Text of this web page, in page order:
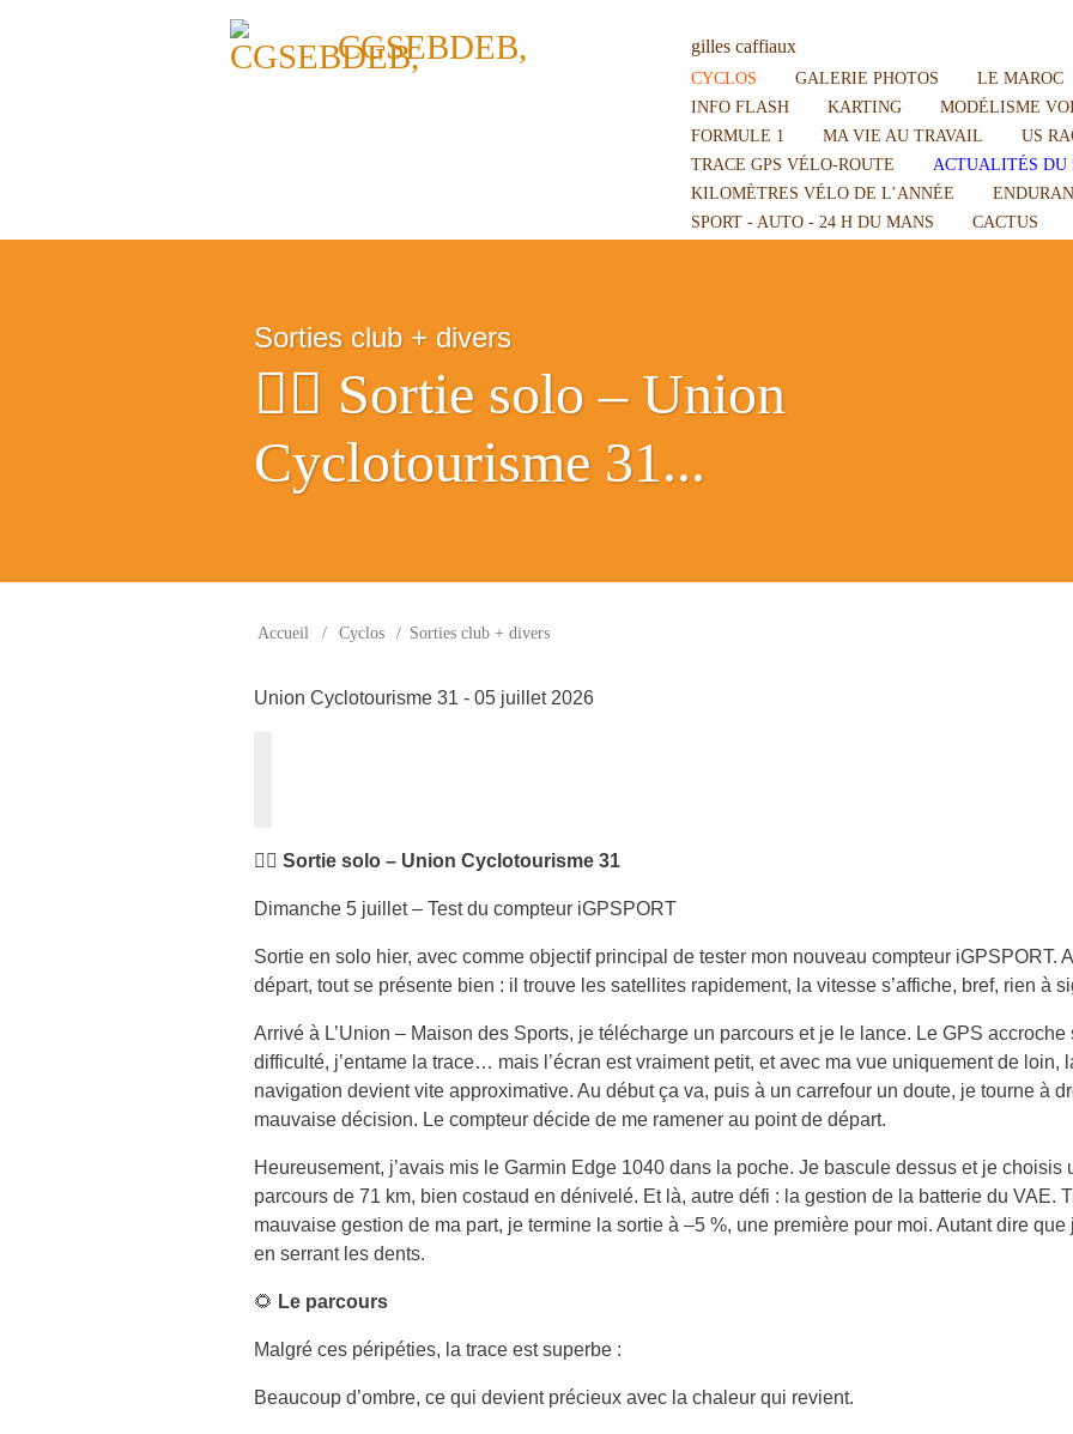
CGSEBDEB, gilles caffiaux
CYCLOS GALERIE PHOTOS LE MAROC
INFO FLASH
KARTING
MODÉLISME
FORMULE 1
MA VIE AU TRAVAIL US
TRACE GPS VÉLO-ROUTE
ACTUALITÉS DU
KILOMÈTRES VÉLO DE L’ANNÉE
SPORT - AUTO - 24 H DU MANS
CACTUS
Sorties club + divers
🚴‍♂️ Sortie solo – Union
Cyclotourisme 31...
Accueil / Cyclos / Sorties club + divers
Union Cyclotourisme 31 - 05 juillet 2026
🚴‍♂️ Sortie solo – Union Cyclotourisme 31
Dimanche 5 juillet – Test du compteur iGPSPORT
Sortie en solo hier, avec comme objectif principal de tester mon nouveau compteur iGPSPORT.
départ, tout se présente bien : il trouve les satellites rapidement, la vitesse s’affiche, bref, rien à
Arrivé à L’Union – Maison des Sports, je télécharge un parcours et je le lance. Le GPS accroche
difficulté, j’entame la trace… mais l’écran est vraiment petit, et avec ma vue uniquement de loin,
navigation devient vite approximative. Au début ça va, puis à un carrefour un doute, je tourne à
mauvaise décision. Le compteur décide de me ramener au point de départ.
Heureusement, j’avais mis le Garmin Edge 1040 dans la poche. Je bascule dessus et je choisis
parcours de 71 km, bien costaud en dénivelé. Et là, autre défi : la gestion de la batterie du VAE.
mauvaise gestion de ma part, je termine la sortie à –5 %, une première pour moi. Autant dire que
en serrant les dents.
🌻 Le parcours
Malgré ces péripéties, la trace est superbe :
Beaucoup d’ombre, ce qui devient précieux avec la chaleur qui revient.